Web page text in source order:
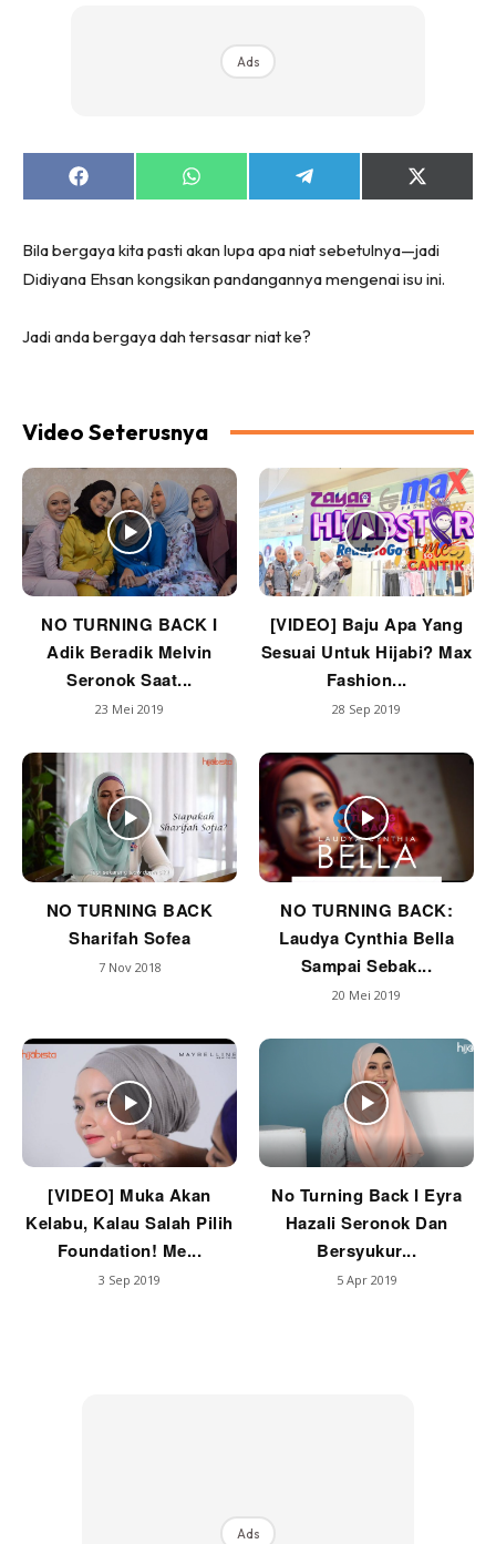
Ads
Share
on
Share
on
Share
on
Share
on
Bila bergaya kita pasti akan lupa apa niat sebetulnya—jadi
Didiyana Ehsan kongsikan pandangannya mengenai isu ini.
Jadi anda bergaya dah tersasar niat ke?
Video Seterusnya
NO TURNING BACK I
Adik Beradik Melvin
Seronok Saat...
23 Mei 2019
[VIDEO] Baju Apa Yang
Sesuai Untuk Hijabi? Max
Fashion...
28 Sep 2019
NO TURNING BACK
Sharifah Sofea
7 Nov 2018
NO TURNING BACK:
Laudya Cynthia Bella
Sampai Sebak...
20 Mei 2019
[VIDEO] Muka Akan
Kelabu, Kalau Salah Pilih
Foundation! Me...
3 Sep 2019
No Turning Back I Eyra
Hazali Seronok Dan
Bersyukur...
5 Apr 2019
Ads